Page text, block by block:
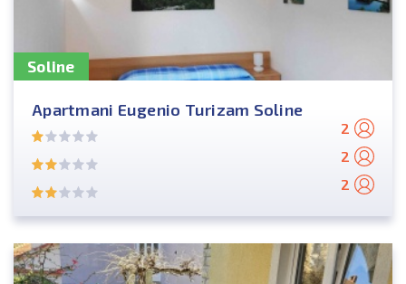
Soline
Apartmani Eugenio Turizam Soline
2
2
2